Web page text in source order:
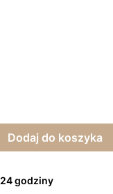
Dodaj do koszyka
24 godziny